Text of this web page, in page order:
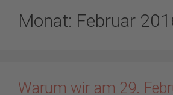
Monat: Februar
Warum wir am 29.